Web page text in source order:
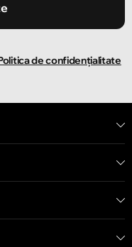
de confidențialitate